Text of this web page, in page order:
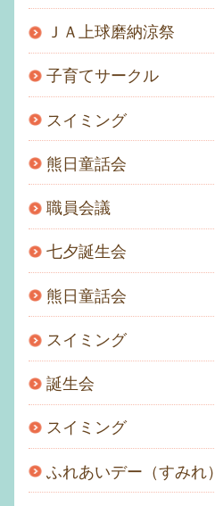
ＪＡ上球磨納涼祭
子育てサークル
スイミング
熊日童話会
職員会議
七夕誕生会
熊日童話会
スイミング
誕生会
スイミング
ふれあいデー（すみれ）